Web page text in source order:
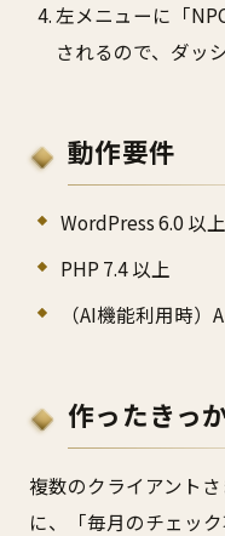
左メニューに「
されるので、ダッ
動作要件
WordPress 6.0 以上
PHP 7.4 以上
（AI機能利用時
作ったきっ
複数のクライアント
に、「毎月のチェッ